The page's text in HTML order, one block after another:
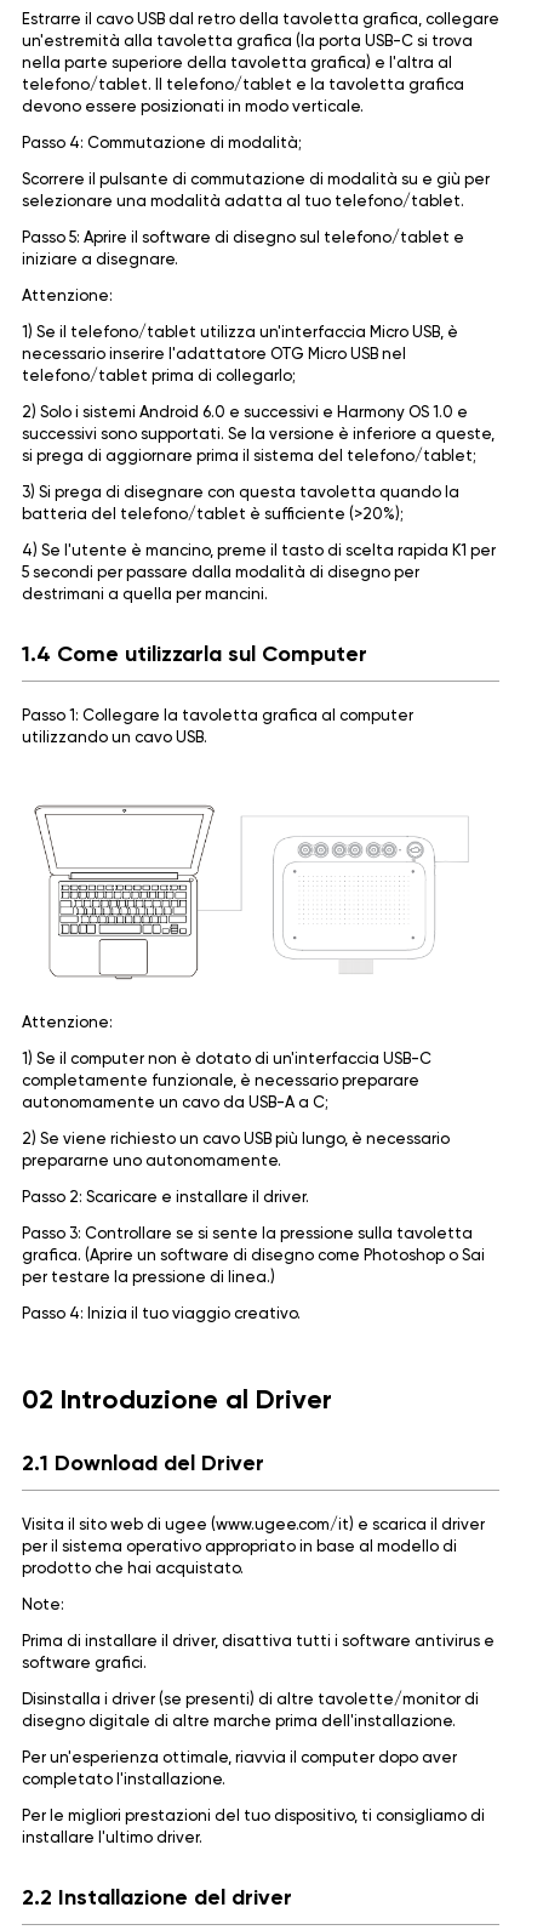
Estrarre il cavo USB dal retro della tavoletta grafica, collegare
un'estremità alla tavoletta grafica (la porta USB-C si trova
nella parte superiore della tavoletta grafica) e l'altra al
telefono/tablet. Il telefono/tablet e la tavoletta grafica
devono essere posizionati in modo verticale.
Passo 4: Commutazione di modalità;
Scorrere il pulsante di commutazione di modalità su e giù per
selezionare una modalità adatta al tuo telefono/tablet.
Passo 5: Aprire il software di disegno sul telefono/tablet e
iniziare a disegnare.
Attenzione:
1) Se il telefono/tablet utilizza un'interfaccia Micro USB, è
necessario inserire l'adattatore OTG Micro USB nel
telefono/tablet prima di collegarlo;
2) Solo i sistemi Android 6.0 e successivi e Harmony OS 1.0 e
successivi sono supportati. Se la versione è inferiore a queste,
si prega di aggiornare prima il sistema del telefono/tablet;
3) Si prega di disegnare con questa tavoletta quando la
batteria del telefono/tablet è sufficiente (>20%);
4) Se l'utente è mancino, preme il tasto di scelta rapida K1 per
5 secondi per passare dalla modalità di disegno per
destrimani a quella per mancini.
1.4 Come utilizzarla sul Computer
Passo 1: Collegare la tavoletta grafica al computer
utilizzando un cavo USB.
Attenzione:
1) Se il computer non è dotato di un'interfaccia USB-C
completamente funzionale, è necessario preparare
autonomamente un cavo da USB-A a C;
2) Se viene richiesto un cavo USB più lungo, è necessario
prepararne uno autonomamente.
Passo 2: Scaricare e installare il driver.
Passo 3: Controllare se si sente la pressione sulla tavoletta
grafica. (Aprire un software di disegno come Photoshop o Sai
per testare la pressione di linea.)
Passo 4: Inizia il tuo viaggio creativo.
02 Introduzione al Driver
2.1 Download del Driver
Visita il sito web di ugee (www.ugee.com/it) e scarica il driver
per il sistema operativo appropriato in base al modello di
prodotto che hai acquistato.
Note:
Prima di installare il driver, disattiva tutti i software antivirus e
software grafici.
Disinstalla i driver (se presenti) di altre tavolette/monitor di
disegno digitale di altre marche prima dell'installazione.
Per un'esperienza ottimale, riavvia il computer dopo aver
completato l'installazione.
Per le migliori prestazioni del tuo dispositivo, ti consigliamo di
installare l'ultimo driver.
2.2 Installazione del driver